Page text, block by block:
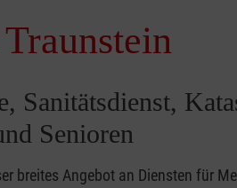
Sanitätsdienst,
Senioren
breites Angebot an Diensten für